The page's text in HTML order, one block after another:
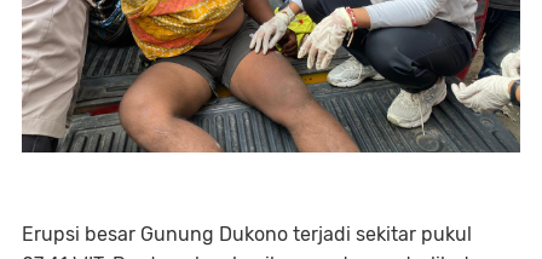
Erupsi besar Gunung Dukono terjadi sekitar pukul